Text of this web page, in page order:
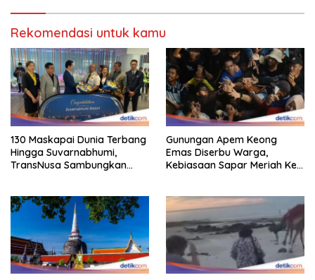
Rekomendasi untuk kamu
130 Maskapai Dunia Terbang
Hingga Suvarnabhumi,
TransNusa Sambungkan
Gunungan Apem Keong
Emas Diserbu Warga,
Kebiasaan Sapar Meriah Ke